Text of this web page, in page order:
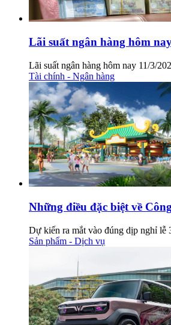
Lãi suất ngân hàng hôm
Lãi suất ngân hàng hôm nay 11/3/
Tài chính - Ngân hàng
Những điều đặc biệt về
Dự kiến ra mắt vào đúng dịp nghỉ lễ
Sản phẩm - Dịch vụ